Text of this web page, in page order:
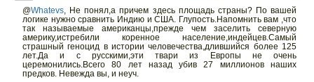
@Whatevs, Не понял,а причем здесь площадь страны? По вашей
логике нужно сравнить Индию и США. Глупость.Напомнить вам ,что
так называемые американцы,прежде чем заселить северную
америку,истребили коренное население,индейцев.Самый
страшный геноцид в истории человечества,длившийся более 125
лет.Да и с русскими,эти твари из Европы не очень
церемонились.Всего 80 лет назад убив 27 миллионов наших
предков. Невежда вы, и неуч.